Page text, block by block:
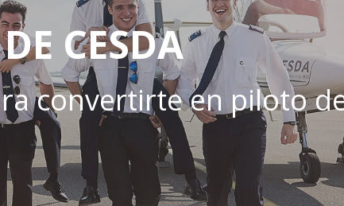
CESDA
convertirte en piloto